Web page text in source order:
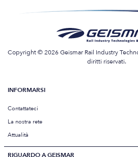
Copyright © 2026 Geismar Rail Industry
diritti riservati.
INFORMARSI
Contattateci
La nostra rete
Attualità
RIGUARDO A GEISMAR